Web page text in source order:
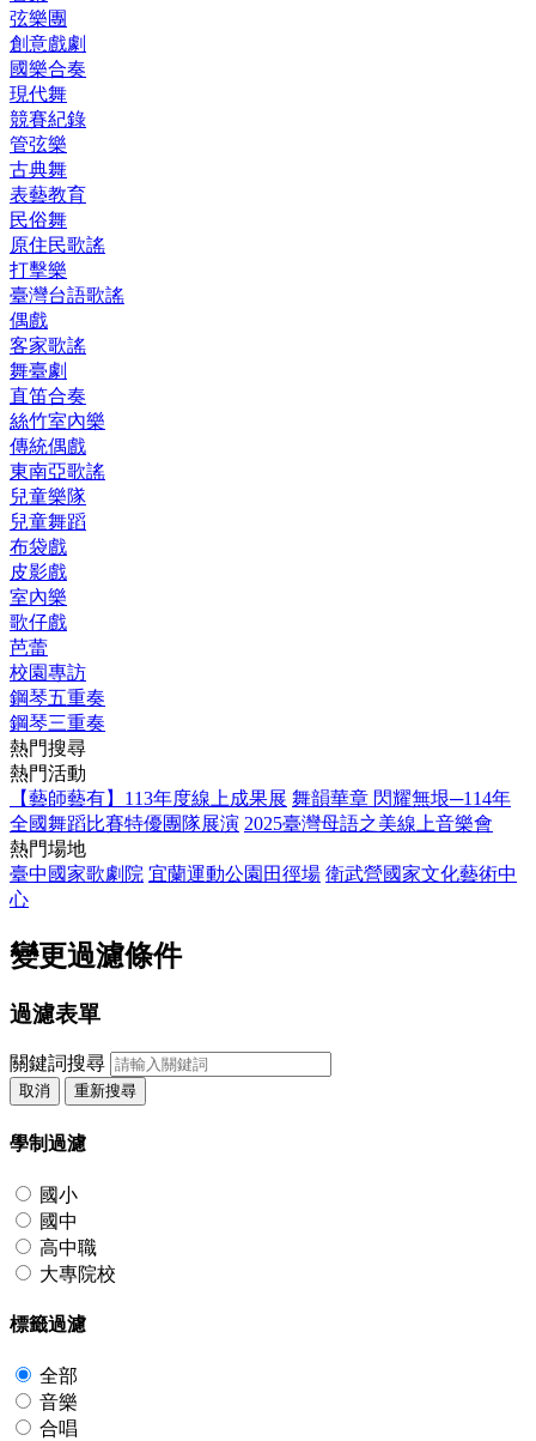
弦樂團
創意戲劇
國樂合奏
現代舞
競賽紀錄
管弦樂
古典舞
表藝教育
民俗舞
原住民歌謠
打擊樂
臺灣台語歌謠
偶戲
客家歌謠
舞臺劇
直笛合奏
絲竹室內樂
傳統偶戲
東南亞歌謠
兒童樂隊
兒童舞蹈
布袋戲
皮影戲
室內樂
歌仔戲
芭蕾
校園專訪
鋼琴五重奏
鋼琴三重奏
熱門搜尋
熱門活動
【藝師藝有】113年度線上成果展 舞韻華章 閃耀無垠─114年
全國舞蹈比賽特優團隊展演 2025臺灣母語之美線上音樂會
熱門場地
臺中國家歌劇院 宜蘭運動公園田徑場 衛武營國家文化藝術中
心
變更過濾條件
過濾表單
關鍵詞搜尋
取消 重新搜尋
學制過濾
國小
國中
高中職
大專院校
標籤過濾
全部
音樂
合唱